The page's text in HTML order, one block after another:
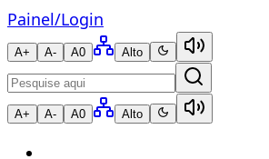
Painel/Login
A+ A- A0 Alto
A+ A- A0 Alto